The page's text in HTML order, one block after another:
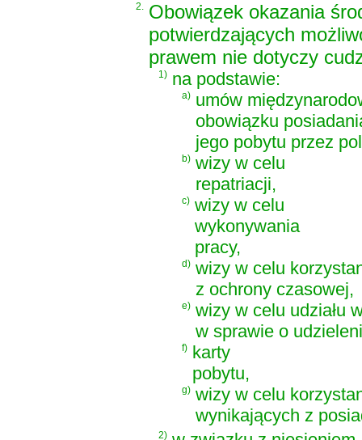
2. Obowiązek okazania
potwierdzających
prawem nie dotyczy
1) na podstawie:
a) umów
obowiązku
jego pobytu przez
b) wizy w celu
repatriacji,
c) wizy w celu
wykonywania
pracy,
d) wizy w celu
z ochrony czasowej,
e) wizy w celu udziału
w sprawie o
f) karty
pobytu,
g) wizy w celu
wynikających z
2)